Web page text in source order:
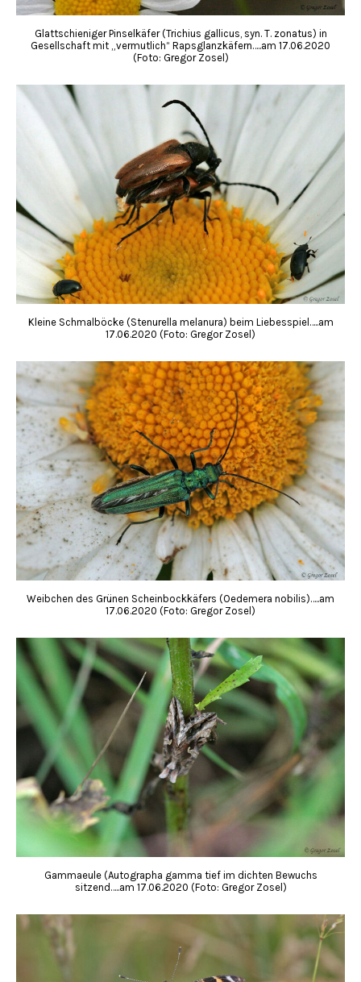
Glattschieniger Pinselkäfer (Trichius gallicus, syn. T. zonatus) in
Gesellschaft mit „vermutlich“ Rapsglanzkäfern…..am 17.06.2020
(Foto: Gregor Zosel)
Kleine Schmalböcke (Stenurella melanura) beim Liebesspiel…..am
17.06.2020 (Foto: Gregor Zosel)
Weibchen des Grünen Scheinbockkäfers (Oedemera nobilis)…..am
17.06.2020 (Foto: Gregor Zosel)
Gammaeule (Autographa gamma tief im dichten Bewuchs
sitzend…..am 17.06.2020 (Foto: Gregor Zosel)